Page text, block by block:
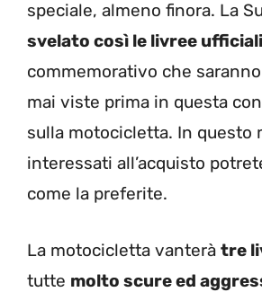
speciale, almeno finora. La
svelato così le livree ufficiali
commemorativo che
mai viste prima in questa
sulla motocicletta. In questo
interessati all’acquisto
come la preferite.
La motocicletta vanterà tre
tutte molto scure ed